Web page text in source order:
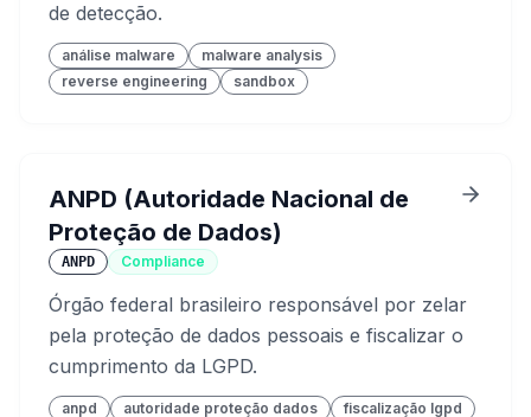
de detecção.
análise malware
malware analysis
reverse engineering
sandbox
ANPD (Autoridade Nacional de
Proteção de Dados)
ANPD Compliance
Órgão federal brasileiro responsável por zelar
pela proteção de dados pessoais e fiscalizar o
cumprimento da LGPD.
anpd autoridade proteção dados
fiscalização lgpd